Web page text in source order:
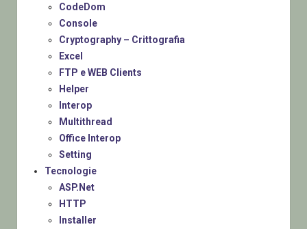
CodeDom
Console
Cryptography – Crittografia
Excel
FTP e WEB Clients
Helper
Interop
Multithread
Office Interop
Setting
Tecnologie
ASP.Net
HTTP
Installer